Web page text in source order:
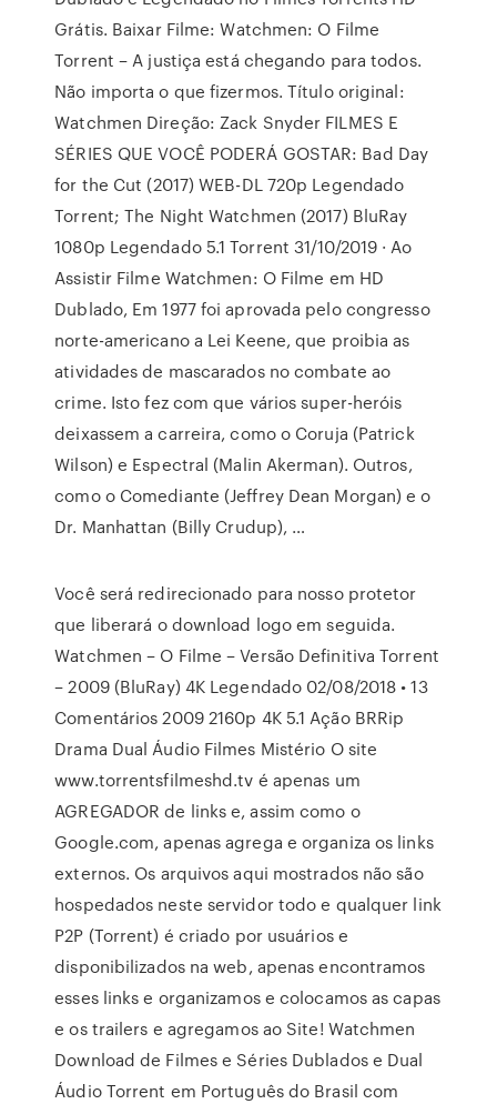
Grátis. Baixar Filme: Watchmen: O Filme
Torrent – A justiça está chegando para todos.
Não importa o que fizermos. Título original:
Watchmen Direção: Zack Snyder FILMES E
SÉRIES QUE VOCÊ PODERÁ GOSTAR: Bad Day
for the Cut (2017) WEB-DL 720p Legendado
Torrent; The Night Watchmen (2017) BluRay
1080p Legendado 5.1 Torrent 31/10/2019 · Ao
Assistir Filme Watchmen: O Filme em HD
Dublado, Em 1977 foi aprovada pelo congresso
norte-americano a Lei Keene, que proibia as
atividades de mascarados no combate ao
crime. Isto fez com que vários super-heróis
deixassem a carreira, como o Coruja (Patrick
Wilson) e Espectral (Malin Akerman). Outros,
como o Comediante (Jeffrey Dean Morgan) e o
Dr. Manhattan (Billy Crudup), …
Você será redirecionado para nosso protetor
que liberará o download logo em seguida.
Watchmen – O Filme – Versão Definitiva Torrent
– 2009 (BluRay) 4K Legendado 02/08/2018 • 13
Comentários 2009 2160p 4K 5.1 Ação BRRip
Drama Dual Áudio Filmes Mistério O site
www.torrentsfilmeshd.tv é apenas um
AGREGADOR de links e, assim como o
Google.com, apenas agrega e organiza os links
externos. Os arquivos aqui mostrados não são
hospedados neste servidor todo e qualquer link
P2P (Torrent) é criado por usuários e
disponibilizados na web, apenas encontramos
esses links e organizamos e colocamos as capas
e os trailers e agregamos ao Site! Watchmen
Download de Filmes e Séries Dublados e Dual
Áudio Torrent em Português do Brasil com